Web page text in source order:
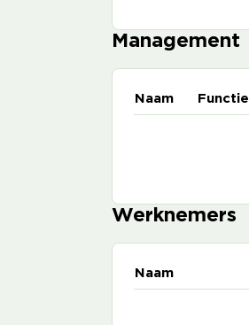
Management
Naam Functie
Werknemers
Naam